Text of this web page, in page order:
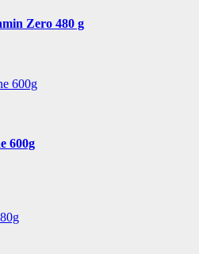
Zero 480 g
600g